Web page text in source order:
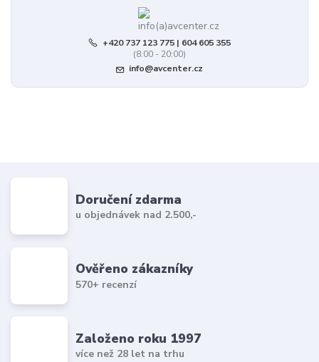
+420 737 123 775 | 604 605 355
(8:00 - 20:00)
info@avcenter.cz
Doručení zdarma
u objednávek nad 2.500,-
Ověřeno zákazníky
570+ recenzí
Založeno roku 1997
více než 28 let na trhu